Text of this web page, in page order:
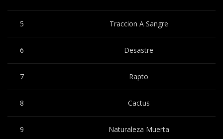
5 Traccion A Sangre
6 Desastre
7 Rapto
8 Cactus
9 Naturaleza Muerta